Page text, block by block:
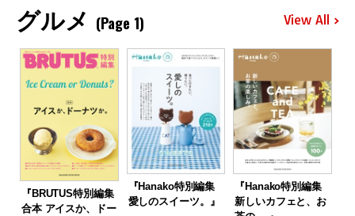
グルメ (Page 1) View All
『BRUTUS特別編集
合本 アイスか、ドー
『Hanako特別編集
愛しのスイーツ。』
『Hanako特別編集
新しいカフェと、お